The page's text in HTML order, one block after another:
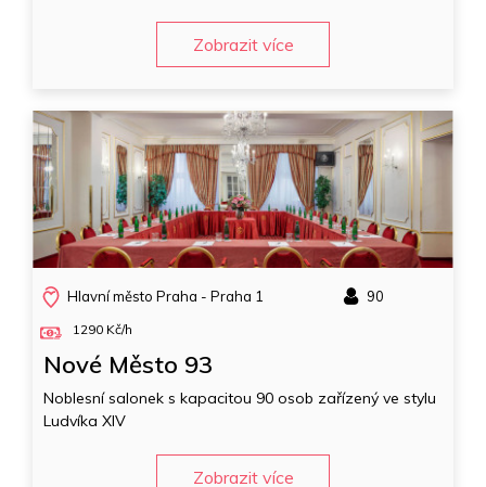
Zobrazit více
Hlavní město Praha - Praha 1 90
1290 Kč/h
Nové Město 93
Noblesní salonek s kapacitou 90 osob zařízený ve stylu
Ludvíka XIV
Zobrazit více